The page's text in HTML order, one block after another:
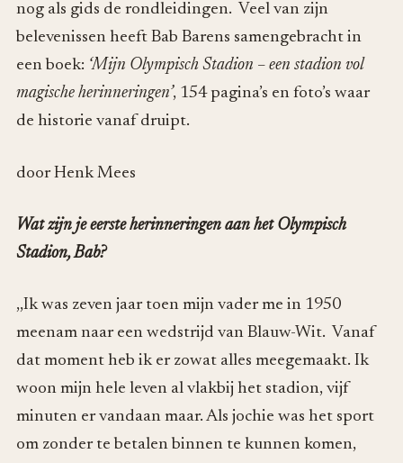
nog als gids de rondleidingen. Veel van zijn
belevenissen heeft Bab Barens samengebracht in
een boek: ‘Mijn Olympisch Stadion – een stadion vol
magische herinneringen’, 154 pagina’s en foto’s waar
de historie vanaf druipt.
door Henk Mees
Wat zijn je eerste herinneringen aan het Olympisch
Stadion, Bab?
,,Ik was zeven jaar toen mijn vader me in 1950
meenam naar een wedstrijd van Blauw-Wit. Vanaf
dat moment heb ik er zowat alles meegemaakt. Ik
woon mijn hele leven al vlakbij het stadion, vijf
minuten er vandaan maar. Als jochie was het sport
om zonder te betalen binnen te kunnen komen,